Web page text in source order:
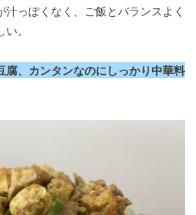
っぽくなく、ご飯とバランスよく
。
腐、カンタンなのにしっかり中華料